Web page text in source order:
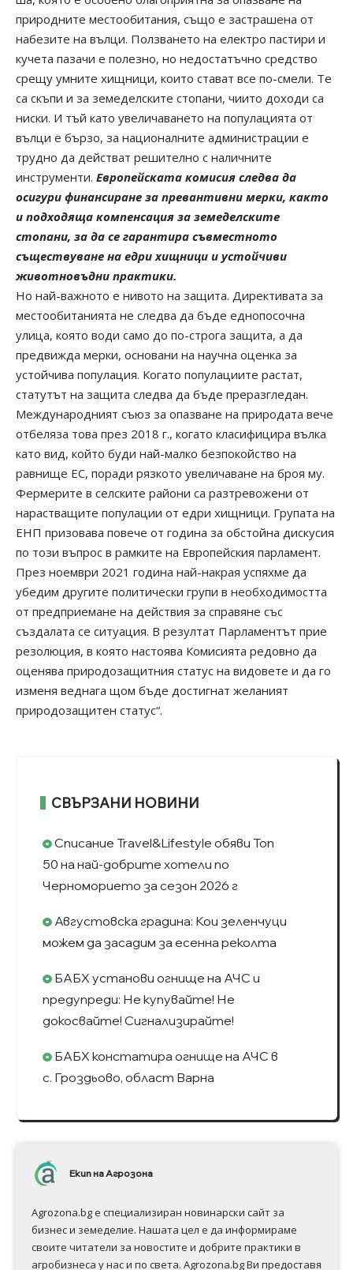
природните местообитания, също е застрашена от
набезите на вълци. Ползването на електро пастири и
кучета пазачи е полезно, но недостатъчно средство
срещу умните хищници, които стават все по-смели. Те
са скъпи и за земеделските стопани, чиито доходи са
ниски. И тъй като увеличаването на популацията от
вълци е бързо, за националните администрации е
трудно да действат решително с наличните
инструменти. Европейската комисия следва да
осигури финансиране за превантивни мерки, както
и подходяща компенсация за земеделските
стопани, за да се гарантира съвместното
съществуване на едри хищници и устойчиви
животновъдни практики.
Но най-важното е нивото на защита. Директивата за
местообитанията не следва да бъде еднопосочна
улица, която води само до по-строга защита, а да
предвижда мерки, основани на научна оценка за
устойчива популация. Когато популациите растат,
статутът на защита следва да бъде преразгледан.
Международният съюз за опазване на природата вече
отбеляза това през 2018 г., когато класифицира вълка
като вид, който буди най-малко безпокойство на
равнище ЕС, поради рязкото увеличаване на броя му.
Фермерите в селските райони са разтревожени от
нарастващите популации от едри хищници. Групата на
ЕНП призовава повече от година за обстойна дискусия
по този въпрос в рамките на Европейския парламент.
През ноември 2021 година най-накрая успяхме да
убедим другите политически групи в необходимостта
от предприемане на действия за справяне със
създалата се ситуация. В резултат Парламентът прие
резолюция, в която настоява Комисията редовно да
оценява природозащитния статус на видовете и да го
изменя веднага щом бъде достигнат желаният
природозащитен статус“.
СВЪРЗАНИ НОВИНИ
Списание Travel&Lifestyle обяви Топ
50 на най-добрите хотели по
Черноморието за сезон 2026 г
Августовска градина: Кои зеленчуци
можем да засадим за есенна реколта
БАБХ установи огнище на АЧС и
предупреди: Не купувайте! Не
докосвайте! Сигнализирайте!
БАБХ констатира огнище на АЧС в
с. Гроздьово, област Варна
Екип на Агрозона
Agrozona.bg e специализиран новинарски сайт за
бизнес и земеделие. Нашата цел е да информираме
своите читатели за новостите и добрите практики в
агробизнеса у нас и по света. Agrozona.bg Ви предоставя